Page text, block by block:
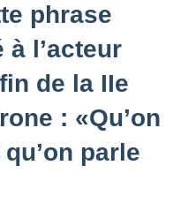
phrase
l’acteur
de la IIe
: «Qu’on
parle